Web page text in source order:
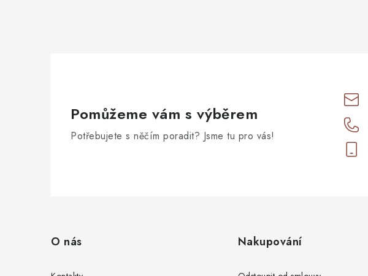
Pomůžeme vám s výběrem
Potřebujete s něčím poradit? Jsme tu pro vás!
O nás Nakupování